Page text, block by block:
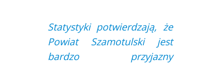
Statystyki potwierdzają, że
Powiat Szamotulski jest
bardzo przyjazny